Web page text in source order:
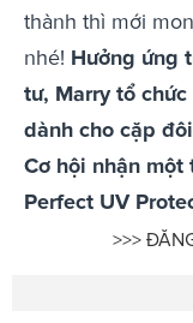
thành thì mới
nhé! Hưởng ứng
tư, Marry tổ
dành cho cặp
Cơ hội nhận một
Perfect UV
>>>